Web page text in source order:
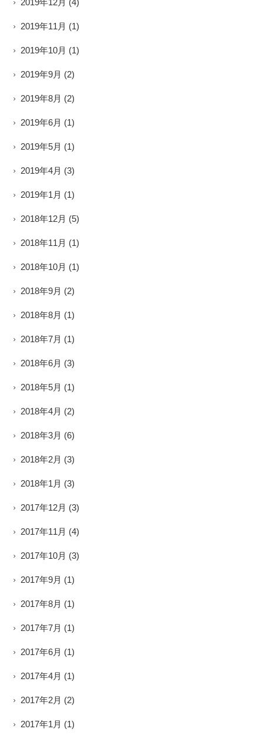
2019年12月 (4)
2019年11月 (1)
2019年10月 (1)
2019年9月 (2)
2019年8月 (2)
2019年6月 (1)
2019年5月 (1)
2019年4月 (3)
2019年1月 (1)
2018年12月 (5)
2018年11月 (1)
2018年10月 (1)
2018年9月 (2)
2018年8月 (1)
2018年7月 (1)
2018年6月 (3)
2018年5月 (1)
2018年4月 (2)
2018年3月 (6)
2018年2月 (3)
2018年1月 (3)
2017年12月 (3)
2017年11月 (4)
2017年10月 (3)
2017年9月 (1)
2017年8月 (1)
2017年7月 (1)
2017年6月 (1)
2017年4月 (1)
2017年2月 (2)
2017年1月 (1)